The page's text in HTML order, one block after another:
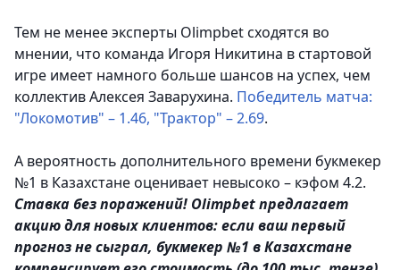
Тем не менее эксперты Olimpbet сходятся во
мнении, что команда Игоря Никитина в стартовой
игре имеет намного больше шансов на успех, чем
коллектив Алексея Заварухина. Победитель матча:
"Локомотив" – 1.46, "Трактор" – 2.69.
А вероятность дополнительного времени букмекер
№1 в Казахстане оценивает невысоко – кэфом 4.2.
Ставка без поражений! Olimpbet предлагает
акцию для новых клиентов: если ваш первый
прогноз не сыграл, букмекер №1 в Казахстане